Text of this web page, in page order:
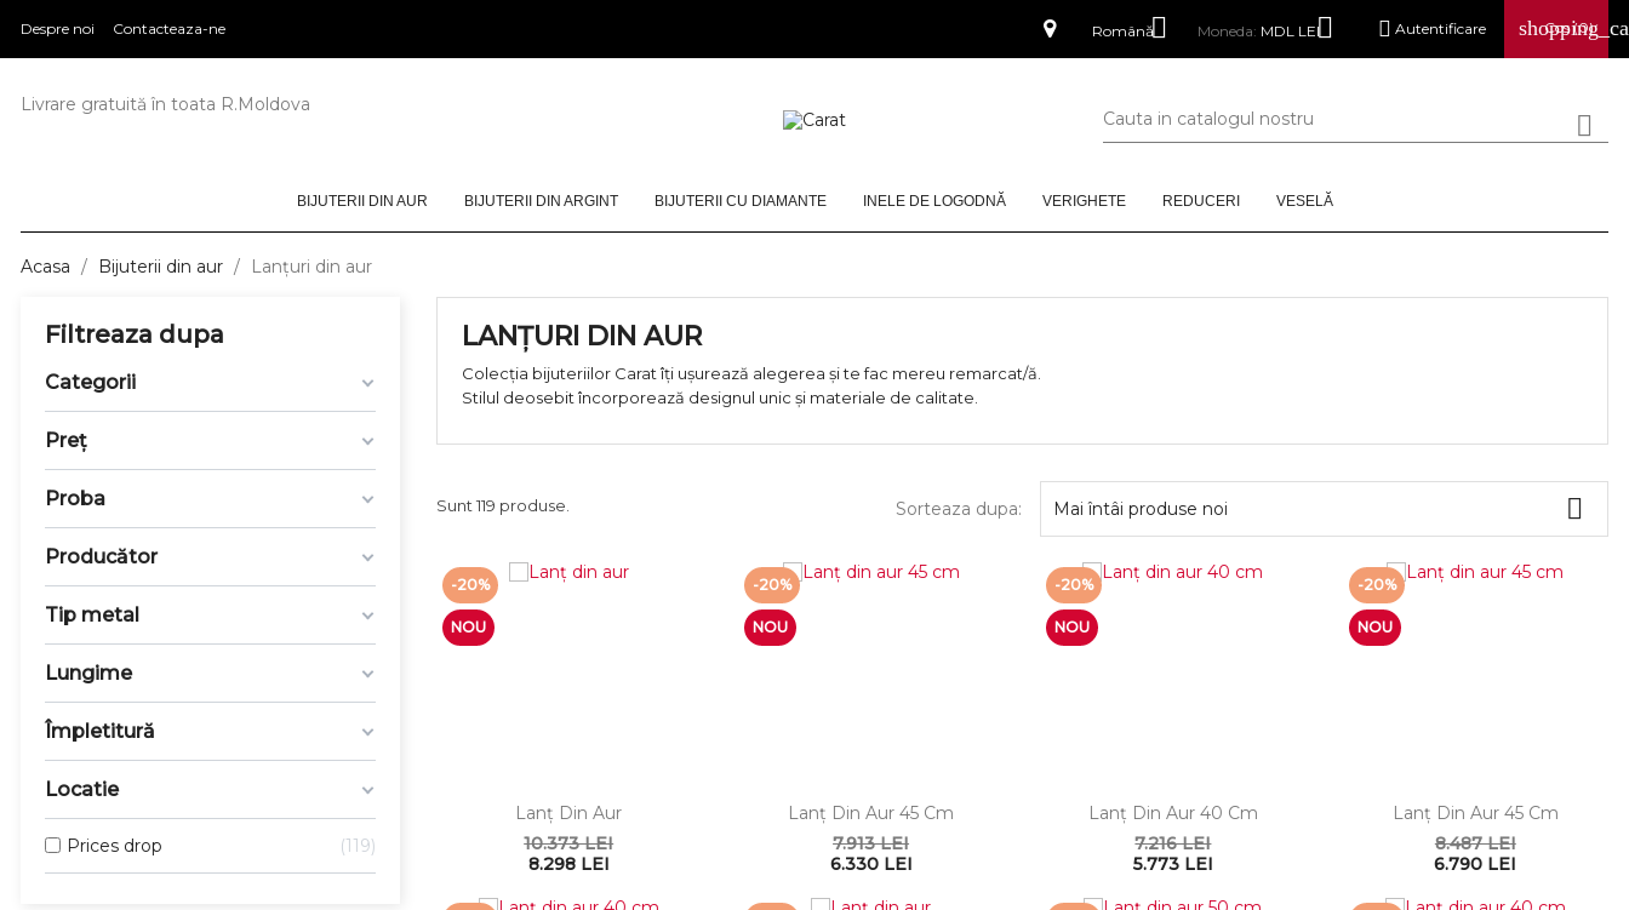
Despre noi Contacteaza-ne Română Moneda: MDL LEI  Autentificare Cos (0)
Livrare gratuită în toata R.Moldova

BIJUTERII DIN AUR BIJUTERII DIN ARGINT BIJUTERII CU DIAMANTE INELE DE LOGODNĂ VERIGHETE REDUCERI VESELĂ
Acasa Bijuterii din aur Lanțuri din aur
Filtreaza dupa
Categorii
Preţ
Proba
Producător
Tip metal
Lungime
Împletitură
Locatie
Prices drop 119
LANȚURI DIN AUR
Colecţia bijuteriilor Carat îţi uşurează alegerea şi te fac mereu remarcat/ă.
Stilul deosebit încorporează designul unic şi materiale de calitate.
Sunt 119 produse. Sorteaza dupa: Mai întâi produse noi 
Lanţ Din Aur
10.373 LEI
8.298 LEI
-20%
NOU
Lanţ Din Aur 45 Cm
7.913 LEI
6.330 LEI
-20%
NOU
Lanţ Din Aur 40 Cm
7.216 LEI
5.773 LEI
-20%
NOU
Lanţ Din Aur 45 Cm
8.487 LEI
6.790 LEI
-20%
NOU